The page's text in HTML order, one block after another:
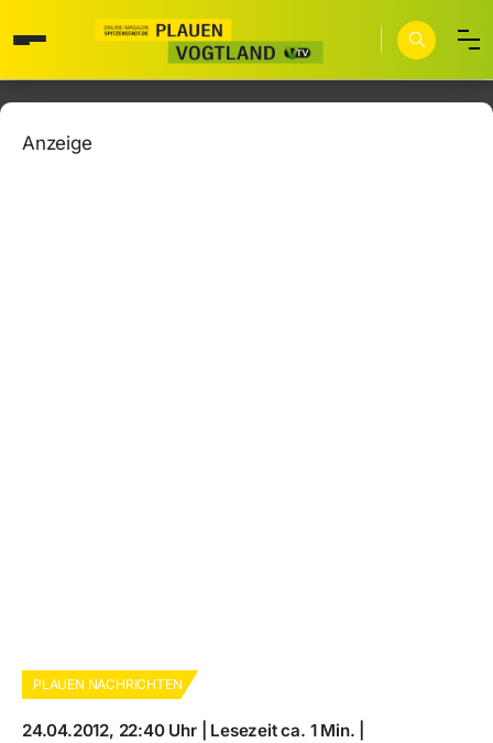
Anzeige
PLAUEN NACHRICHTEN
24.04.2012, 22:40 Uhr | Lesezeit ca. 1 Min. |